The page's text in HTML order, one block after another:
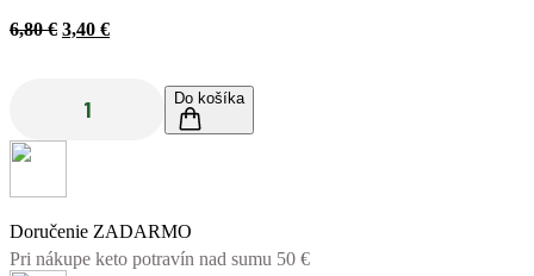
6,80€ Pôvodná
3,40 €Aktuálna
množstvo
Natural
proteínová
1+1
ZADARMO
Do košíka
Doručenie ZADARMO
Pri nákupe keto potravín nad sumu 50 €